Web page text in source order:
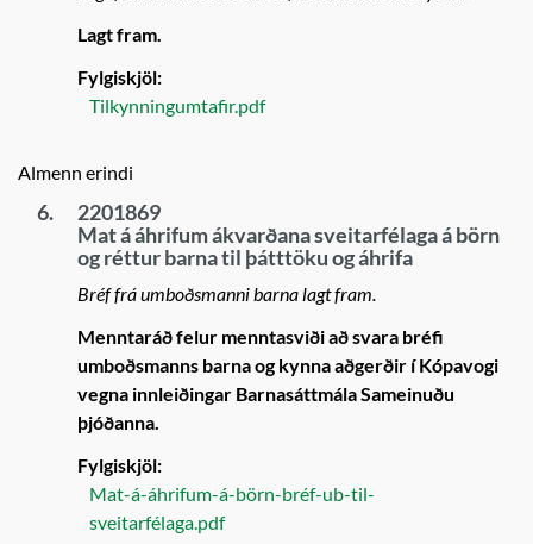
Lagt fram.
Fylgiskjöl:
Tilkynningumtafir.pdf
Almenn erindi
6.
2201869
Mat á áhrifum ákvarðana sveitarfélaga á börn
og réttur barna til þátttöku og áhrifa
Bréf frá umboðsmanni barna lagt fram.
Menntaráð felur menntasviði að svara bréfi
umboðsmanns barna og kynna aðgerðir í Kópavogi
vegna innleiðingar Barnasáttmála Sameinuðu
þjóðanna.
Fylgiskjöl:
Mat-á-áhrifum-á-börn-bréf-ub-til-
sveitarfélaga.pdf